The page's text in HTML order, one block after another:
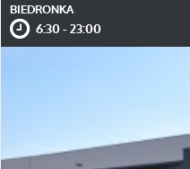
BIEDRONKA
6:30 - 23:00